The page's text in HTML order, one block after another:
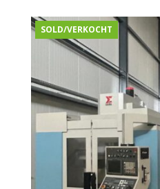
SOLD/VERKOCHT